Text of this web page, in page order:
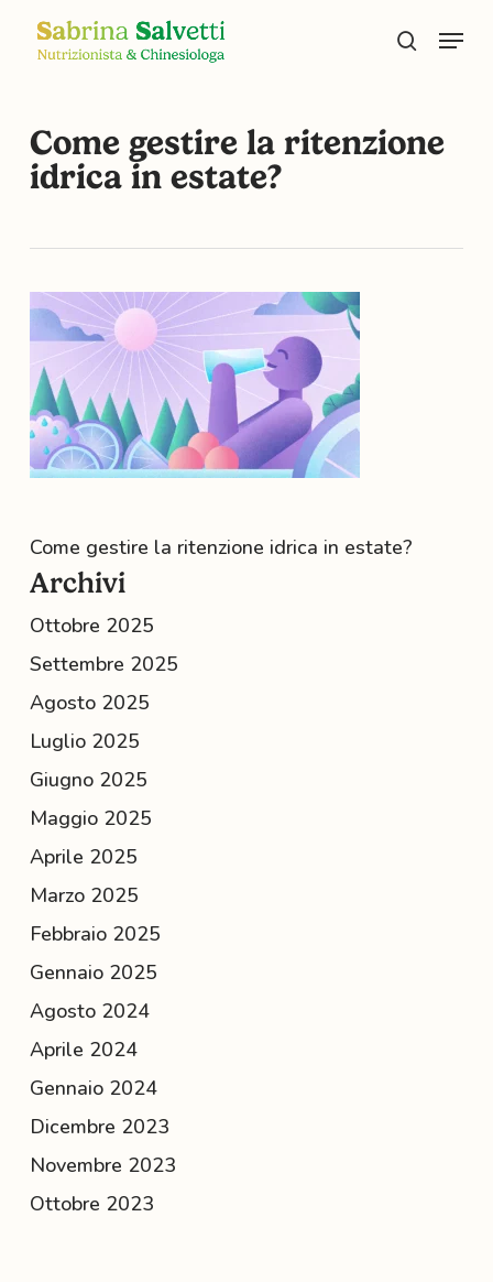
search
Menu
Come gestire la ritenzione
idrica in estate?
Come gestire la ritenzione idrica in estate?
Archivi
Ottobre 2025
Settembre 2025
Agosto 2025
Luglio 2025
Giugno 2025
Maggio 2025
Aprile 2025
Marzo 2025
Febbraio 2025
Gennaio 2025
Agosto 2024
Aprile 2024
Gennaio 2024
Dicembre 2023
Novembre 2023
Ottobre 2023